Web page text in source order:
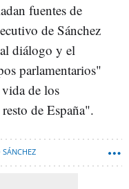
fuentes de
de Sánchez
diálogo y el
parlamentarios"
de los
de España".
SÁNCHEZ